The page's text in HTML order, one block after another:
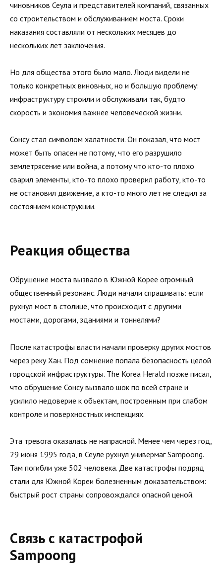
чиновников Сеула и представителей компаний, связанных
со строительством и обслуживанием моста. Сроки
наказания составляли от нескольких месяцев до
нескольких лет заключения.
Но для общества этого было мало. Люди видели не
только конкретных виновных, но и большую проблему:
инфраструктуру строили и обслуживали так, будто
скорость и экономия важнее человеческой жизни.
Сонсу стал символом халатности. Он показал, что мост
может быть опасен не потому, что его разрушило
землетрясение или война, а потому что кто-то плохо
сварил элементы, кто-то плохо проверил работу, кто-то
не остановил движение, а кто-то много лет не следил за
состоянием конструкции.
Реакция общества
Обрушение моста вызвало в Южной Корее огромный
общественный резонанс. Люди начали спрашивать: если
рухнул мост в столице, что происходит с другими
мостами, дорогами, зданиями и тоннелями?
После катастрофы власти начали проверку других мостов
через реку Хан. Под сомнение попала безопасность целой
городской инфраструктуры. The Korea Herald позже писал,
что обрушение Сонсу вызвало шок по всей стране и
усилило недоверие к объектам, построенным при слабом
контроле и поверхностных инспекциях.
Эта тревога оказалась не напрасной. Менее чем через год,
29 июня 1995 года, в Сеуле рухнул универмаг Sampoong.
Там погибли уже 502 человека. Две катастрофы подряд
стали для Южной Кореи болезненным доказательством:
быстрый рост страны сопровождался опасной ценой.
Связь с катастрофой
Sampoong